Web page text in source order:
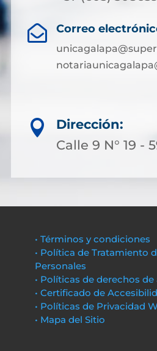
 Correo

Dirección:
Calle 9 N° 19 -
• Términos y condiciones
• Política de Tratamiento
Personales
• Políticas de derechos
• Certificado de
• Políticas de Privacidad
• Mapa del Sitio